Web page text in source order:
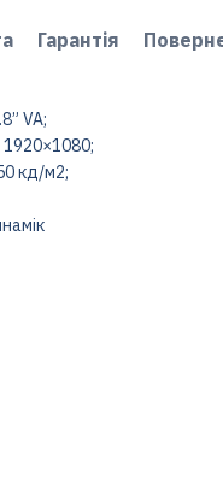
Гарантія
VA;
1920×1080;
кд/м2;